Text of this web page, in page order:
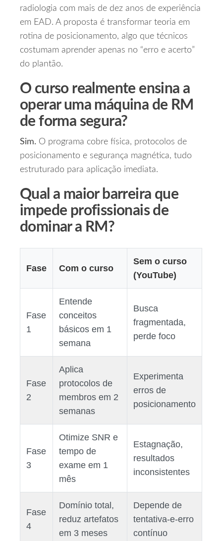
radiologia com mais de dez anos de experiência
em EAD. A proposta é transformar teoria em
rotina de posicionamento, algo que técnicos
costumam aprender apenas no “erro e acerto”
do plantão.
O curso realmente ensina a
operar uma máquina de RM
de forma segura?
Sim. O programa cobre física, protocolos de
posicionamento e segurança magnética, tudo
estruturado para aplicação imediata.
Qual a maior barreira que
impede profissionais de
dominar a RM?
Fase Com o curso
Sem o curso
(YouTube)
Fase
1
Entende
conceitos
básicos em 1
semana
Busca
fragmentada,
perde foco
Fase
2
Aplica
protocolos de
membros em 2
semanas
Experimenta
erros de
posicionamento
Fase
3
Otimize SNR e
tempo de
exame em 1
mês
Estagnação,
resultados
inconsistentes
Fase
4
Domínio total,
reduz artefatos
em 3 meses
Depende de
tentativa‑e‑erro
contínuo